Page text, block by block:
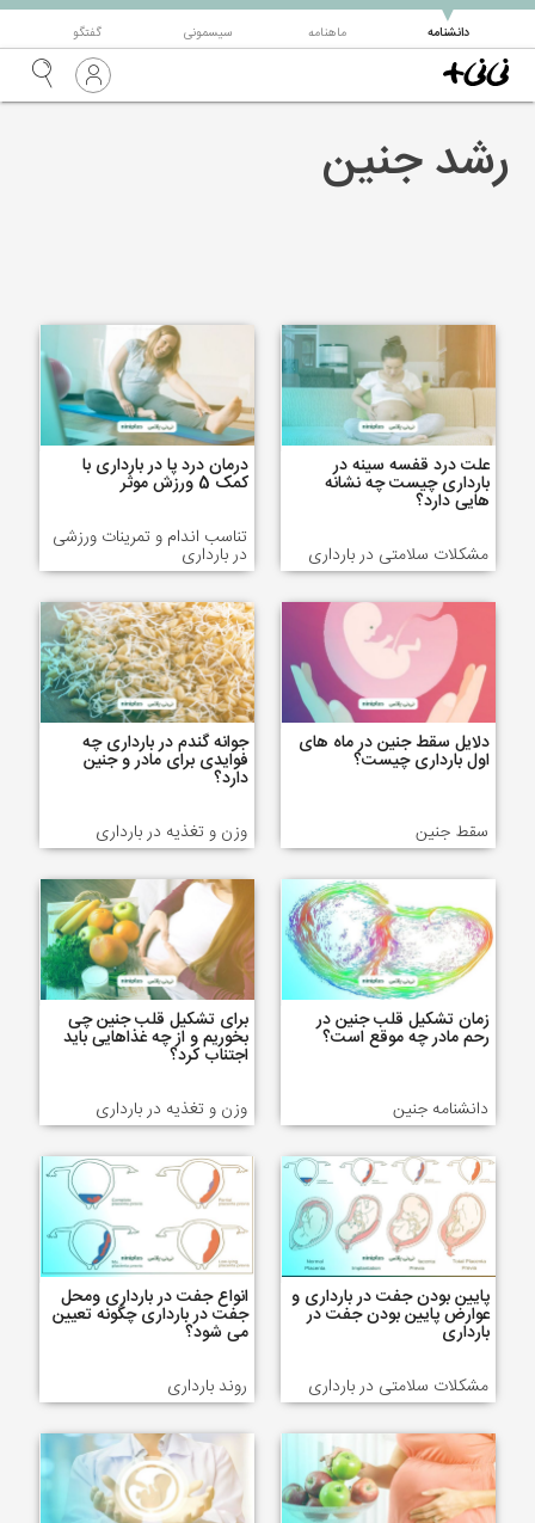
دانشنامه
▼ ماهنامه سیسمونی گفتگو
رشد جنین
علت درد قفسه سینه در
بارداری چیست چه نشانه
هایی دارد؟
مشکلات سلامتی در بارداری
درمان درد پا در بارداری با
کمک 5 ورزش موثر
تناسب اندام و تمرینات ورزشی
در بارداری
دلایل سقط جنین در ماه های
اول بارداری چیست؟
سقط جنین
جوانه گندم در بارداری چه
فوایدی برای مادر و جنین
دارد؟
وزن و تغذیه در بارداری
زمان تشکیل قلب جنین در
رحم مادر چه موقع است؟
دانشنامه جنین
برای تشکیل قلب جنین چی
بخوریم و از چه غذاهایی باید
اجتناب کرد؟
وزن و تغذیه در بارداری
پایین بودن جفت در بارداری و
عوارض پایین بودن جفت در
بارداری
مشکلات سلامتی در بارداری
انواع جفت در بارداری ومحل
جفت در بارداری چگونه تعیین
می شود؟
روند بارداری